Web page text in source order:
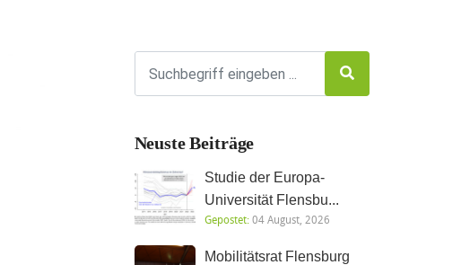
Neuste Beiträge
Studie der Europa-
Universität Flensbu...
Gepostet:04 August, 2026
Mobilitätsrat Flensburg